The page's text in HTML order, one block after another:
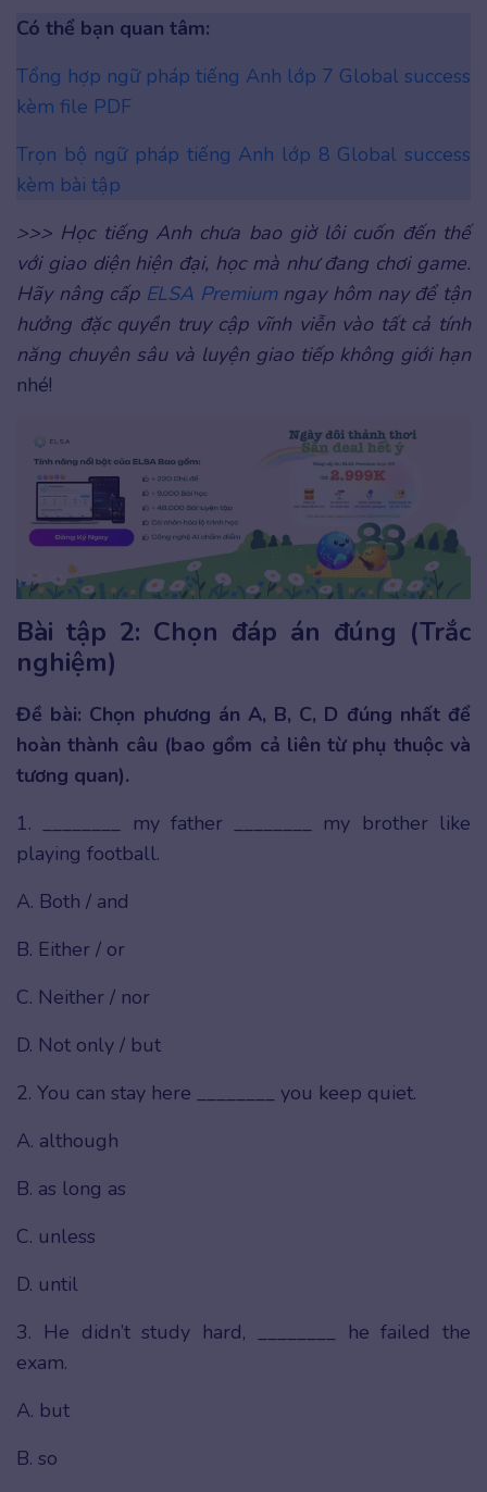
Có thể bạn quan tâm:
Tổng hợp ngữ pháp tiếng Anh lớp 7 Global success
kèm file PDF
Trọn bộ ngữ pháp tiếng Anh lớp 8 Global success
kèm bài tập
>>> Học tiếng Anh chưa bao giờ lôi cuốn đến thế
với giao diện hiện đại, học mà như đang chơi game.
Hãy nâng cấp ELSA Premiumngay hôm nay để tận
hưởng đặc quyền truy cập vĩnh viễn vào tất cả tính
năng chuyên sâu và luyện giao tiếp không giới hạn
nhé!
Bài tập 2: Chọn đáp án đúng (Trắc
nghiệm)
Đề bài: Chọn phương án A, B, C, D đúng nhất để
hoàn thành câu (bao gồm cả liên từ phụ thuộc và
tương quan).
1. ________ my father ________ my brother like
playing football.
A. Both / and
B. Either / or
C. Neither / nor
D. Not only / but
2. You can stay here ________ you keep quiet.
A. although
B. as long as
C. unless
D. until
3. He didn’t study hard, ________ he failed the
exam.
A. but
B. so